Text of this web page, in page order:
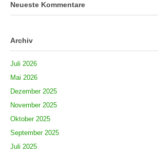
Neueste Kommentare
Archiv
Juli 2026
Mai 2026
Dezember 2025
November 2025
Oktober 2025
September 2025
Juli 2025